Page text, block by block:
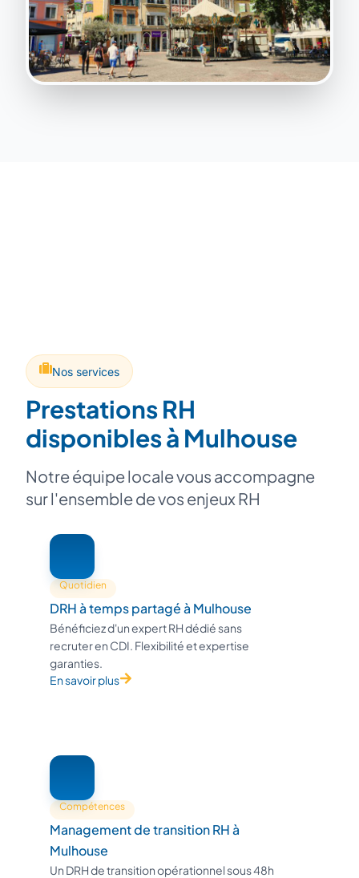
Nos services
Prestations RH
disponibles à Mulhouse
Notre équipe locale vous accompagne
sur l'ensemble de vos enjeux RH
Quotidien
DRH à temps partagé à Mulhouse
Bénéficiez d'un expert RH dédié sans
recruter en CDI. Flexibilité et expertise
garanties.
En savoir plus
Compétences
Management de transition RH à
Mulhouse
Un DRH de transition opérationnel sous 48h